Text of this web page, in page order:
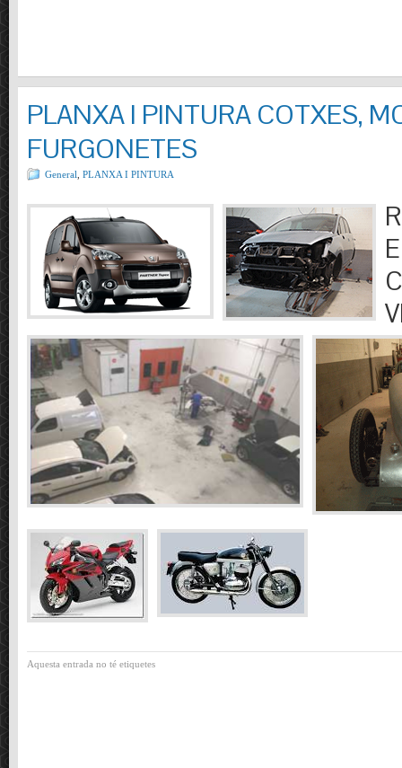
PLANXA I PINTURA COTXES,
FURGONETES
General PLANXA I PINTURA
Aquesta entrada no té etiquetes